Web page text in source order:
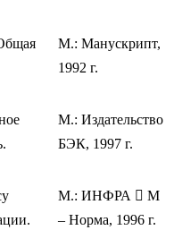
М.: Манускрипт,
1992 г.
М.: Издательство
БЭК, 1997 г.
М.: ИНФРА  М
– Норма, 1996 г.